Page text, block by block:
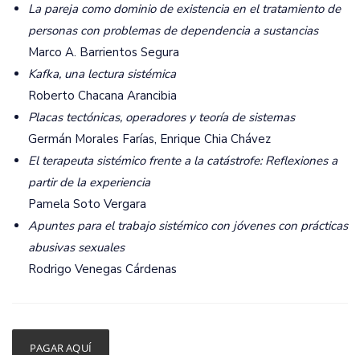
La pareja como dominio de existencia en el tratamiento de
personas con problemas de dependencia a sustancias
Marco A. Barrientos Segura
Kafka, una lectura sistémica
Roberto Chacana Arancibia
Placas tectónicas, operadores y teoría de sistemas
Germán Morales Farías, Enrique Chia Chávez
El terapeuta sistémico frente a la catástrofe: Reflexiones a
partir de la experiencia
Pamela Soto Vergara
Apuntes para el trabajo sistémico con jóvenes con prácticas
abusivas sexuales
Rodrigo Venegas Cárdenas
PAGAR AQUÍ